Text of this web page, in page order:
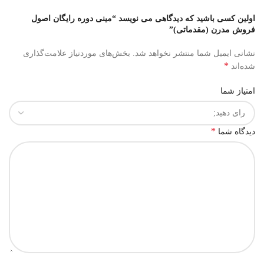
اولین کسی باشید که دیدگاهی می نویسد “مینی دوره رایگان اصول
فروش مدرن (مقدماتی)”
نشانی ایمیل شما منتشر نخواهد شد. بخش‌های موردنیاز علامت‌گذاری
شده‌اند *
امتیاز شما
دیدگاه شما *